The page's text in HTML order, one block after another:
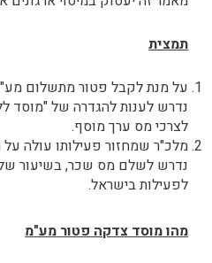
תמצית
על מנת לקבל פטור מתשלום מע"מ
נדרש לענות להגדרה של "מוסד
לצרכי מס ערך מוסף.
מלכ"ר שמחזור פעילותו עולה
לפעילות בישראל.
מהו מוסד צדקה פטור מע"מ